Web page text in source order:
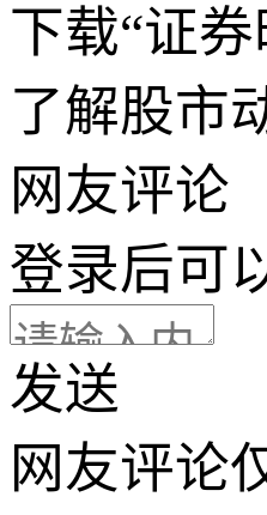
下载“证
了解股市
网友评论
登录后可
发送
网友评论